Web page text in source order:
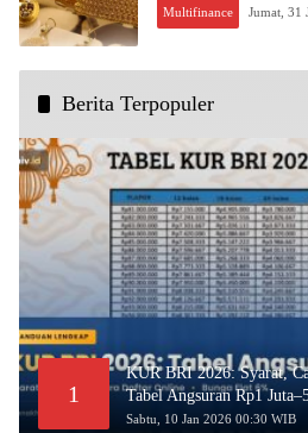
Multifinance
Berita Terpopuler
1
KUR BRI 2026: Syarat,
Tabel Angsuran Rp1
Sabtu, 10 Jan 2026 00:30 WIB